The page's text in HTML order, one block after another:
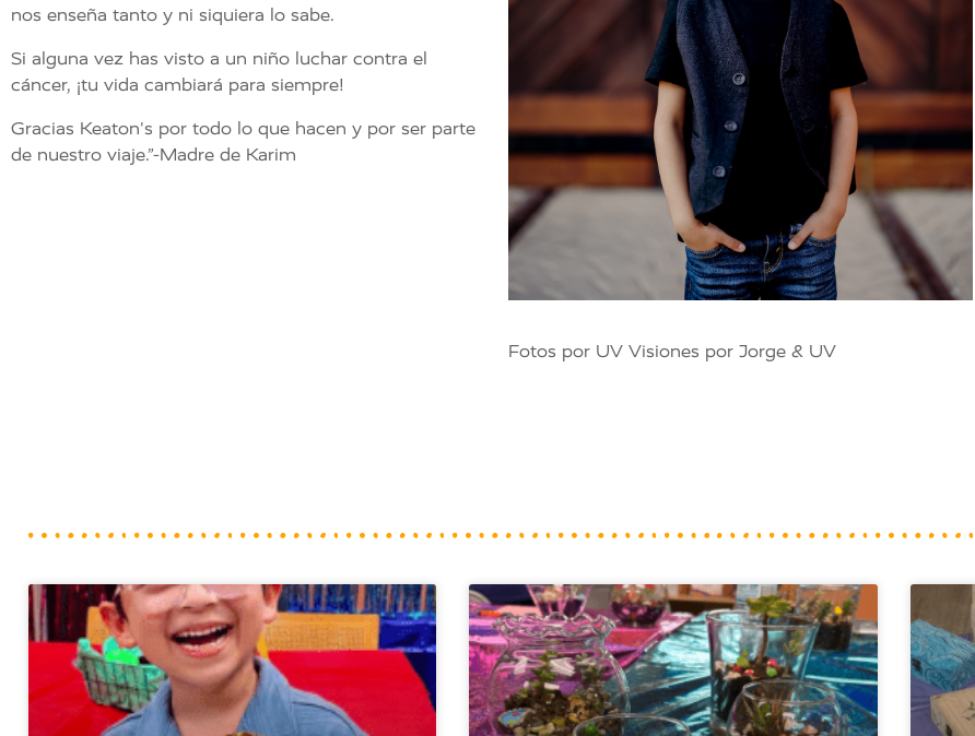
nos enseña tanto y ni siquiera lo sabe.
Si alguna vez has visto a un niño luchar contra el
cáncer, ¡tu vida cambiará para siempre!
Gracias Keaton's por todo lo que hacen y por ser parte
de nuestro viaje.”-Madre de Karim
Fotos por UV Visiones por Jorge & UV